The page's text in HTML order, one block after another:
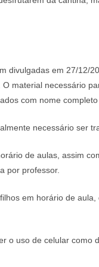
divulgadas em 27/12/
material necessário
com nome completo
necessário ser
de aulas, assim
por professor.
em horário de
o uso de celular como